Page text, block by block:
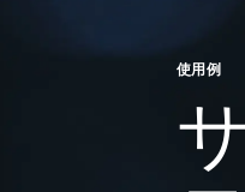
使用例